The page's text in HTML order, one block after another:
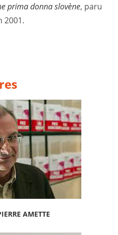
prima donna slovène, paru
2001.
AMETTE